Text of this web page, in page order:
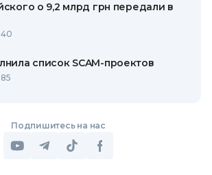
о 9,2 млрд грн передали в
список SCAM-проектов
Подпишитесь на нас